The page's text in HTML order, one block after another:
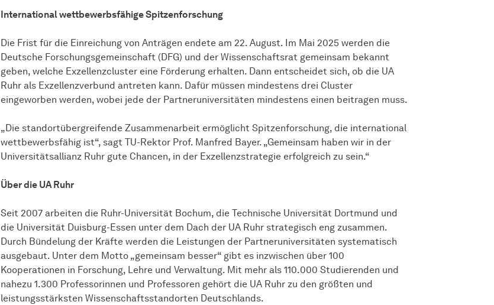
International wettbewerbsfähige Spitzenforschung
Die Frist für die Einreichung von Anträgen endete am 22. August. Im Mai 2025 werden die
Deutsche Forschungsgemeinschaft (DFG) und der Wissenschaftsrat gemeinsam bekannt
geben, welche Exzellenzcluster eine Förderung erhalten. Dann entscheidet sich, ob die UA
Ruhr als Exzellenzverbund antreten kann. Dafür müssen mindestens drei Cluster
eingeworben werden, wobei jede der Partneruniversitäten mindestens einen beitragen muss.
„Die standortübergreifende Zusammenarbeit ermöglicht Spitzenforschung, die international
wettbewerbsfähig ist“, sagt TU-Rektor Prof. Manfred Bayer. „Gemeinsam haben wir in der
Universitätsallianz Ruhr gute Chancen, in der Exzellenzstrategie erfolgreich zu sein.“
Über die UA Ruhr
Seit 2007 arbeiten die Ruhr-Universität Bochum, die Technische Universität Dortmund und
die Universität Duisburg-Essen unter dem Dach der UA Ruhr strategisch eng zusammen.
Durch Bündelung der Kräfte werden die Leistungen der Partneruniversitäten systematisch
ausgebaut. Unter dem Motto „gemeinsam besser“ gibt es inzwischen über 100
Kooperationen in Forschung, Lehre und Verwaltung. Mit mehr als 110.000 Studierenden und
nahezu 1.300 Professorinnen und Professoren gehört die UA Ruhr zu den größten und
leistungsstärksten Wissenschaftsstandorten Deutschlands.